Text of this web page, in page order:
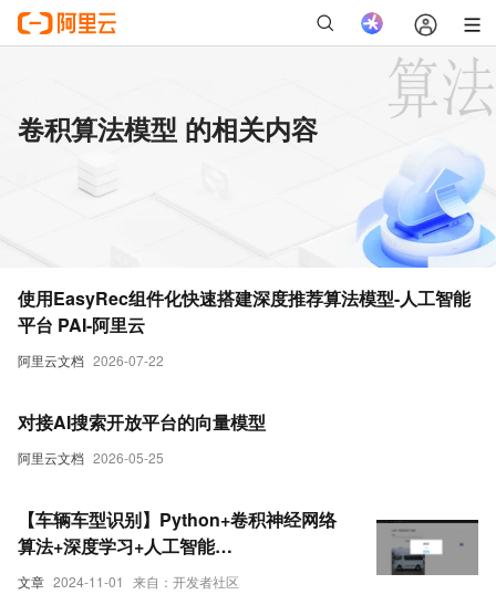
卷积算法模型 的相关内容
阿里云文档 2026-07-22
使用EasyRec组件化快速搭建深度推荐算法模型-人工智能
平台 PAI-阿里云
阿里云文档 2026-05-25
对接AI搜索开放平台的向量模型
文章 2024-11-01 来自：开发者社区
【车辆车型识别】Python+卷积神经网络
算法+深度学习+人工智能
+TensorFlow+算法模型